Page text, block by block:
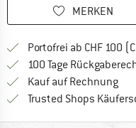
MERKEN
Portofrei ab CHF 100
100 Tage
Kauf auf Rechnung
Trusted Shops